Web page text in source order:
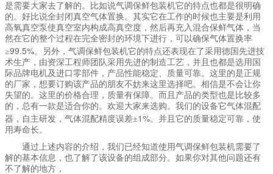
是需要大家去了解的。比如说气调保鲜包装机它的特点也都是很明确
的。好比说全封闭真空气体置换。其实它在工作的时候也主要是利用
高氧真空泵使真空室内构成高真空度，然后再充入混合保鲜气体，当
然在它的整个过程在完全密封的环境下进行，可以确保气体置换率
≥99.5%。另外，气调保鲜包装机它的特点还表现在了采用德国先进技
术生产，由资深工程师团队采用先进的制造工艺，并且也都是选用国
际品牌电机及进口零部件，产品性能稳定、质量可靠。这里的是正规
的厂家，想要订购该产品的朋友不妨来这里选择吧。相信是不会让你
失望的。这里的价格合理，质量有保障。而且产品的类型也是比较多
的，总有一款是适合你的。欢迎大家来选购。我们的设备它气体混配
器，自主研发，气体混配精度误差±1%。并且它的质量稳定可靠，使
用寿命长。
通过上述内容的介绍，我们已经知道使用气调保鲜包装机需要了
解的基本信息，也了解了该设备的组成部分。如果你对其他问题还有
不了解的地方，